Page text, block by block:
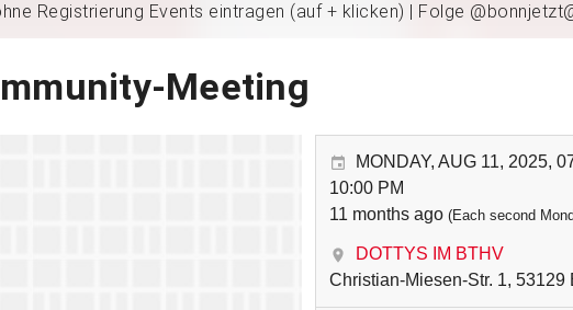
Registrierung Events eintragen (auf + klicken) | Folge
Meeting
MONDAY, AUG 11, 2025,
10:00 PM
11 months ago (Each second
DOTTYS IM BTHV
Christian-Miesen-Str. 1, 53129